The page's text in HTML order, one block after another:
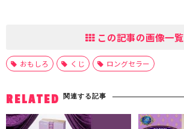
この記事の画像一覧
おもしろ くじ ロングセラー
RELATED 関連する記事